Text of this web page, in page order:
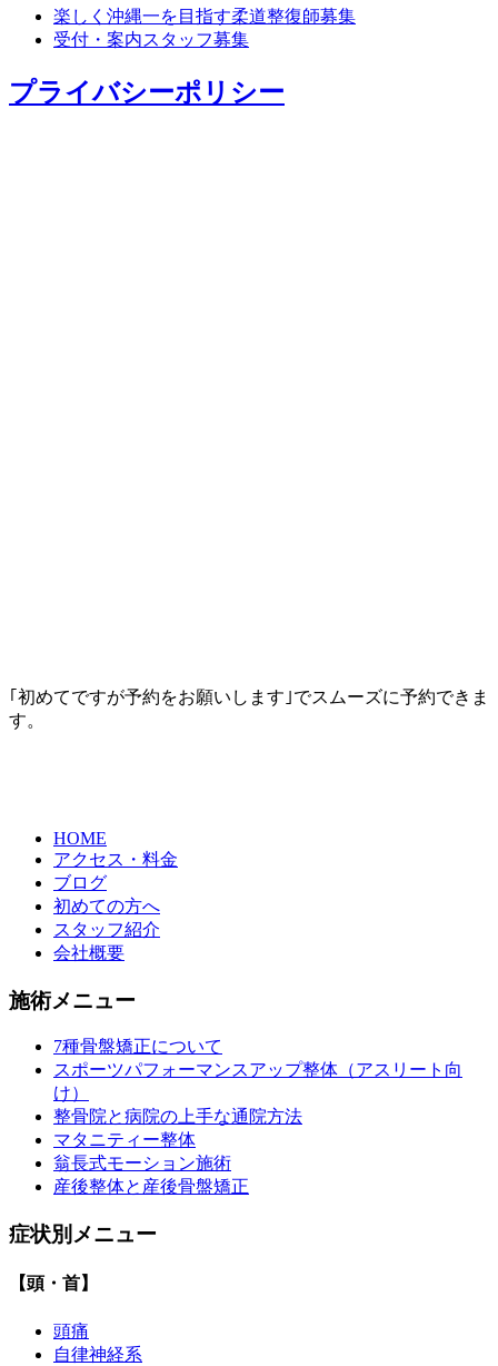
楽しく沖縄一を目指す柔道整復師募集
受付・案内スタッフ募集
プライバシーポリシー
｢初めてですが予約をお願いします｣でスムーズに予約できま
す。
HOME
アクセス・料金
ブログ
初めての方へ
スタッフ紹介
会社概要
施術メニュー
7種骨盤矯正について
スポーツパフォーマンスアップ整体（アスリート向
け）
整骨院と病院の上手な通院方法
マタニティー整体
翁長式モーション施術
産後整体と産後骨盤矯正
症状別メニュー
【頭・首】
頭痛
自律神経系